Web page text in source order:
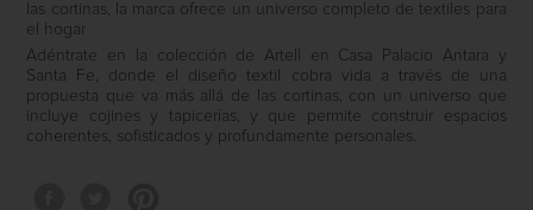
las cortinas, la marca ofrece un universo completo de textiles para
el hogar
Adéntrate en la colección de Artell
en Casa Palacio Antara y
Santa Fe, donde el diseño textil cobra vida a través de una
propuesta que va más allá de las cortinas, con un universo que
incluye cojines y tapicerías, y que permite construir espacios
coherentes, sofisticados y profundamente personales.